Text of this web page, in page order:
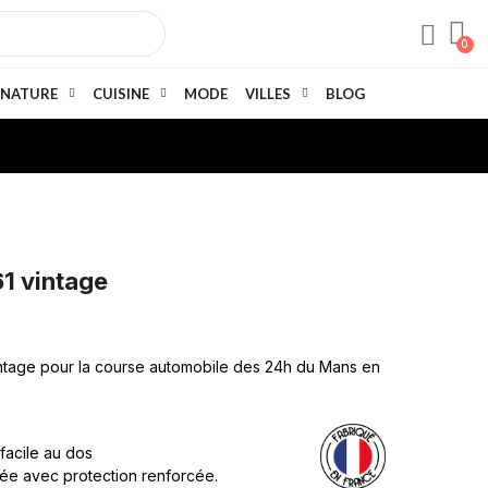
NATURE CUISINE MODE VILLES BLOG
vintage
pour la course automobile des 24h du Mans en
au dos
avec protection renforcée.